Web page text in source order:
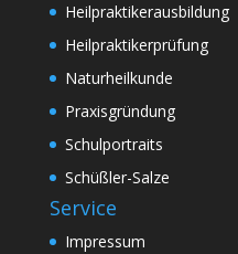
Heilpraktikerausbildung
Heilpraktikerprüfung
Naturheilkunde
Praxisgründung
Schulportraits
Schüßler-Salze
Service
Impressum